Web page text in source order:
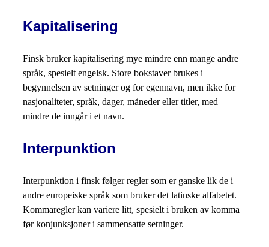
Kapitalisering
Finsk bruker kapitalisering mye mindre enn mange andre
språk, spesielt engelsk. Store bokstaver brukes i
begynnelsen av setninger og for egennavn, men ikke for
nasjonaliteter, språk, dager, måneder eller titler, med
mindre de inngår i et navn.
Interpunktion
Interpunktion i finsk følger regler som er ganske lik de i
andre europeiske språk som bruker det latinske alfabetet.
Kommaregler kan variere litt, spesielt i bruken av komma
før konjunksjoner i sammensatte setninger.